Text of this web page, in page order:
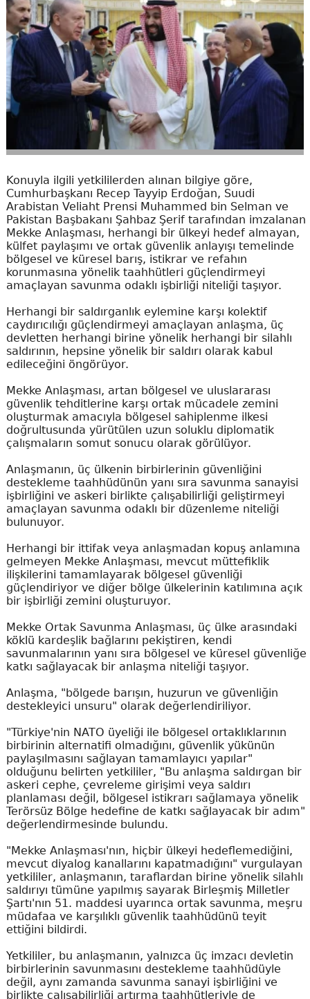
Konuyla ilgili yetkililerden alınan bilgiye göre,
Cumhurbaşkanı Recep Tayyip Erdoğan, Suudi
Arabistan Veliaht Prensi Muhammed bin Selman ve
Pakistan Başbakanı Şahbaz Şerif tarafından imzalanan
Mekke Anlaşması, herhangi bir ülkeyi hedef almayan,
külfet paylaşımı ve ortak güvenlik anlayışı temelinde
bölgesel ve küresel barış, istikrar ve refahın
korunmasına yönelik taahhütleri güçlendirmeyi
amaçlayan savunma odaklı işbirliği niteliği taşıyor.
Herhangi bir saldırganlık eylemine karşı kolektif
caydırıcılığı güçlendirmeyi amaçlayan anlaşma, üç
devletten herhangi birine yönelik herhangi bir silahlı
saldırının, hepsine yönelik bir saldırı olarak kabul
edileceğini öngörüyor.
Mekke Anlaşması, artan bölgesel ve uluslararası
güvenlik tehditlerine karşı ortak mücadele zemini
oluşturmak amacıyla bölgesel sahiplenme ilkesi
doğrultusunda yürütülen uzun soluklu diplomatik
çalışmaların somut sonucu olarak görülüyor.
Anlaşmanın, üç ülkenin birbirlerinin güvenliğini
destekleme taahhüdünün yanı sıra savunma sanayisi
işbirliğini ve askeri birlikte çalışabilirliği geliştirmeyi
amaçlayan savunma odaklı bir düzenleme niteliği
bulunuyor.
Herhangi bir ittifak veya anlaşmadan kopuş anlamına
gelmeyen Mekke Anlaşması, mevcut müttefiklik
ilişkilerini tamamlayarak bölgesel güvenliği
güçlendiriyor ve diğer bölge ülkelerinin katılımına açık
bir işbirliği zemini oluşturuyor.
Mekke Ortak Savunma Anlaşması, üç ülke arasındaki
köklü kardeşlik bağlarını pekiştiren, kendi
savunmalarının yanı sıra bölgesel ve küresel güvenliğe
katkı sağlayacak bir anlaşma niteliği taşıyor.
Anlaşma, "bölgede barışın, huzurun ve güvenliğin
destekleyici unsuru" olarak değerlendiriliyor.
"Türkiye'nin NATO üyeliği ile bölgesel ortaklıklarının
birbirinin alternatifi olmadığını, güvenlik yükünün
paylaşılmasını sağlayan tamamlayıcı yapılar"
olduğunu belirten yetkililer, "Bu anlaşma saldırgan bir
askeri cephe, çevreleme girişimi veya saldırı
planlaması değil, bölgesel istikrarı sağlamaya yönelik
Terörsüz Bölge hedefine de katkı sağlayacak bir adım"
değerlendirmesinde bulundu.
"Mekke Anlaşması'nın, hiçbir ülkeyi hedeflemediğini,
mevcut diyalog kanallarını kapatmadığını" vurgulayan
yetkililer, anlaşmanın, taraflardan birine yönelik silahlı
saldırıyı tümüne yapılmış sayarak Birleşmiş Milletler
Şartı'nın 51. maddesi uyarınca ortak savunma, meşru
müdafaa ve karşılıklı güvenlik taahhüdünü teyit
ettiğini bildirdi.
Yetkililer, bu anlaşmanın, yalnızca üç imzacı devletin
birbirlerinin savunmasını destekleme taahhüdüyle
değil, aynı zamanda savunma sanayi işbirliğini ve
birlikte çalışabilirliği artırma taahhütleriyle de